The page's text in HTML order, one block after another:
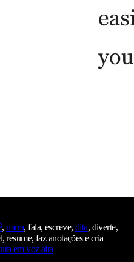
,narra, fala, escreve, dita, diverte,
resume, faz anotações e cria
em voz alta